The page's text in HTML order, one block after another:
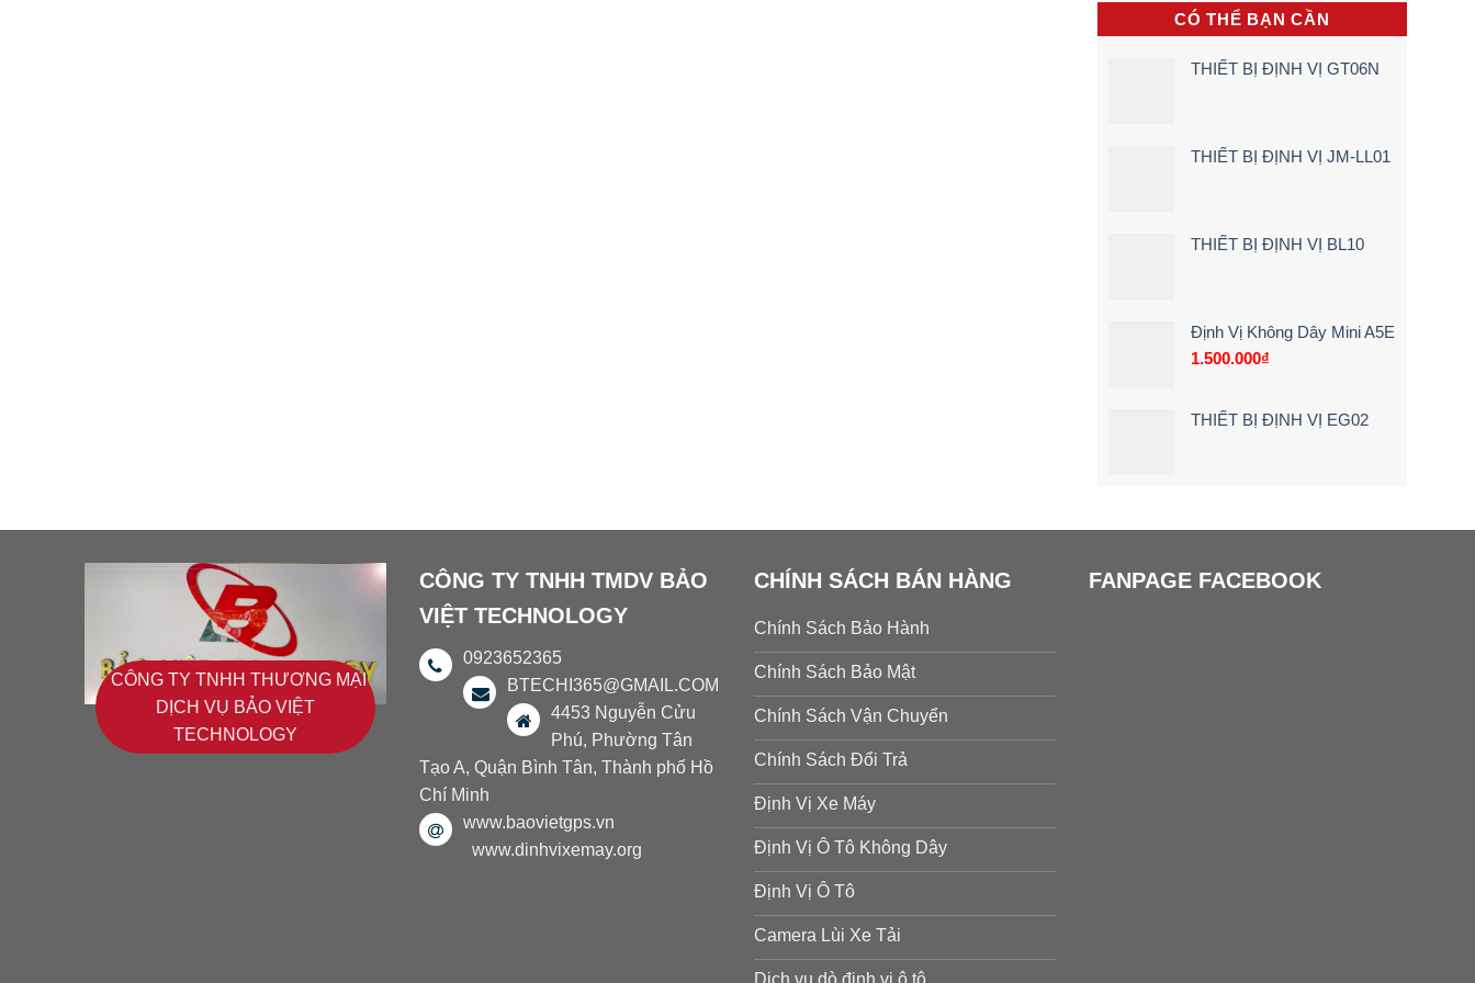
[Giá
Rẻ
–
Tiết]
khi
lái
xe
quá
Vụ
Lắp
Camera
Xe
Bảng
Chọn
(2026)
CÓ THỂ BẠN CẦN
THIẾT BỊ ĐỊNH VỊ GT06N
THIẾT BỊ ĐỊNH VỊ JM-LL01
THIẾT BỊ ĐỊNH VỊ BL10
Định Vị Không Dây Mini A5E
1.500.000₫
THIẾT BỊ ĐỊNH VỊ EG02
CÔNG TY TNHH THƯƠNG MẠI
DỊCH VỤ BẢO VIỆT
TECHNOLOGY
CÔNG TY TNHH TMDV BẢO
VIỆT TECHNOLOGY
0923652365
BTECHI365@GMAIL.COM
4453 Nguyễn Cửu
Phú, Phường Tân
Tạo A, Quận Bình Tân, Thành phố Hồ
Chí Minh
www.baovietgps.vn
www.dinhvixemay.org
CHÍNH SÁCH BÁN HÀNG
Chính Sách Bảo Hành
Chính Sách Bảo Mật
Chính Sách Vận Chuyển
Chính Sách Đổi Trả
Định Vị Xe Máy
Định Vị Ô Tô Không Dây
Định Vị Ô Tô
Camera Lùi Xe Tải
Dịch vụ dò định vị ô tô
FANPAGE FACEBOOK